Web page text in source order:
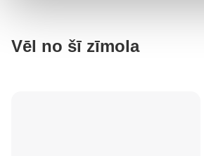
Vēl no šī zīmola